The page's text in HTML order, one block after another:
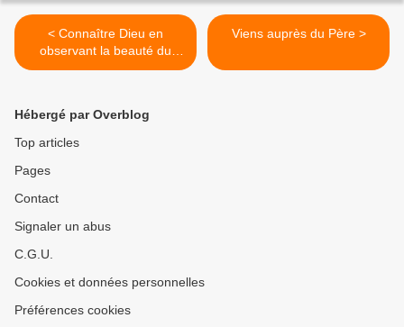
< Connaître Dieu en
observant la beauté du
monde
Viens auprès du Père >
Hébergé par Overblog
Top articles
Pages
Contact
Signaler un abus
C.G.U.
Cookies et données personnelles
Préférences cookies